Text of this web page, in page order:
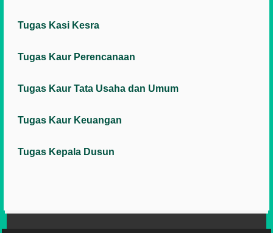
Tugas Kasi Kesra
Tugas Kaur Perencanaan
Tugas Kaur Tata Usaha dan Umum
Tugas Kaur Keuangan
Tugas Kepala Dusun